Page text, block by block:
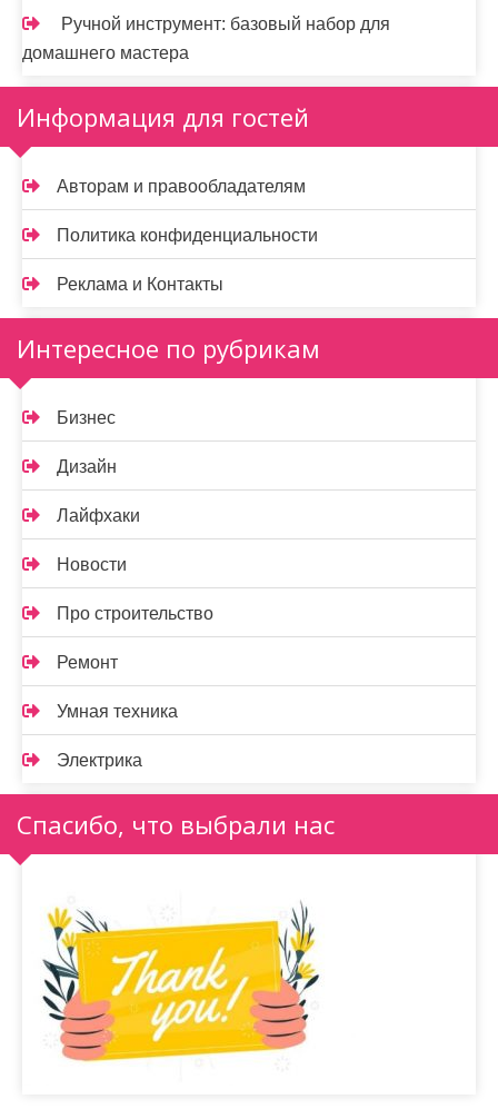
Ручной инструмент: базовый набор для
домашнего мастера
Информация для гостей
Авторам и правообладателям
Политика конфиденциальности
Реклама и Контакты
Интересное по рубрикам
Бизнес
Дизайн
Лайфхаки
Новости
Про строительство
Ремонт
Умная техника
Электрика
Спасибо, что выбрали нас